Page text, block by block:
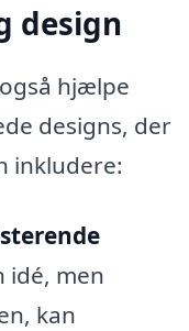
design
hjælpe
designs, der
inkludere:
idé, men
kan